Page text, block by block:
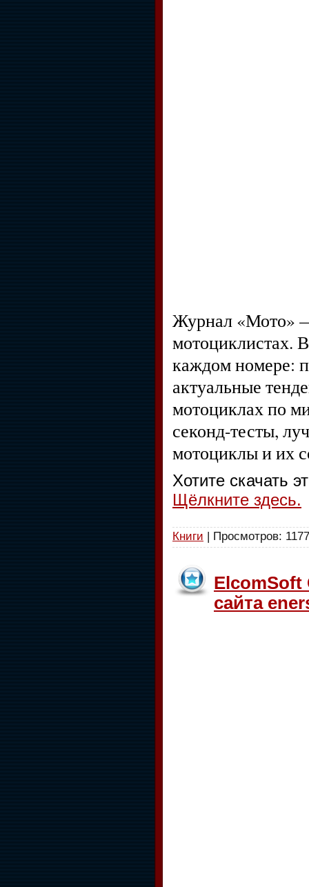
Журнал «Мото»
мотоциклистах.
каждом номере:
актуальные
мотоциклах по
секонд-тесты,
мотоциклы и их
Хотите скачать
Щёлкните здесь.
Книги | Просмотров:
ElcomSoft
сайта